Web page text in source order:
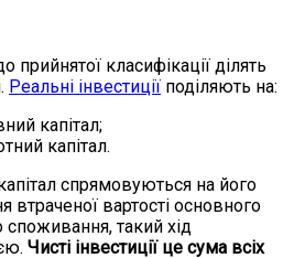
прийнятої класифікації ділять
Реальні інвестиції поділяють на:
капітал;
капітал.
спрямовуються на його
втраченої вартості основного
споживання, такий хід
Чисті інвестиції це сума всіх